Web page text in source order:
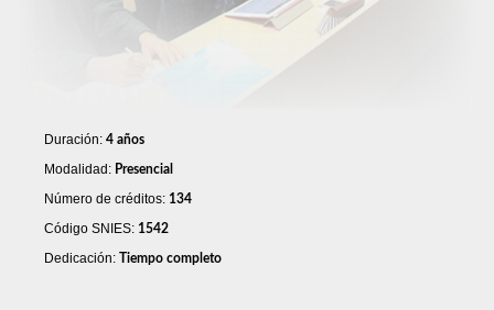
Duración: 4 años
Modalidad: Presencial
Número de créditos: 134
Código SNIES: 1542
Dedicación: Tiempo completo